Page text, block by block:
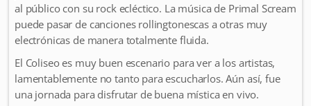
al público con su rock ecléctico. La música de Primal Scream
puede pasar de canciones rollingtonescas a otras muy
electrónicas de manera totalmente fluida.
El Coliseo es muy buen escenario para ver a los artistas,
lamentablemente no tanto para escucharlos. Aún así, fue
una jornada para disfrutar de buena mística en vivo.